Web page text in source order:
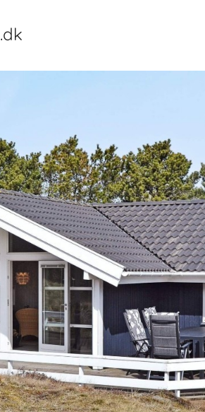
.dk